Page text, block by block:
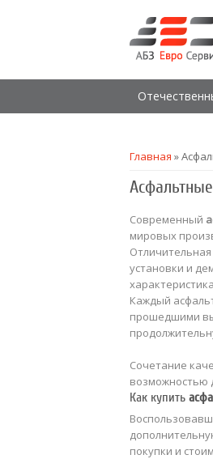
Вы здесь
Главная »
Современный
мировых
установки и
Каждый
прошедшими
Сочетание
возможностью
Как купить
покупки и